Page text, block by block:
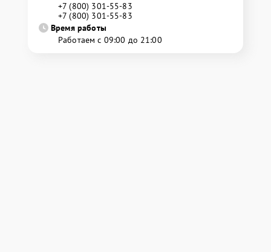
+7 (800) 301-55-83
+7 (800) 301-55-83
Время работы
Работаем с 09:00 до 21:00